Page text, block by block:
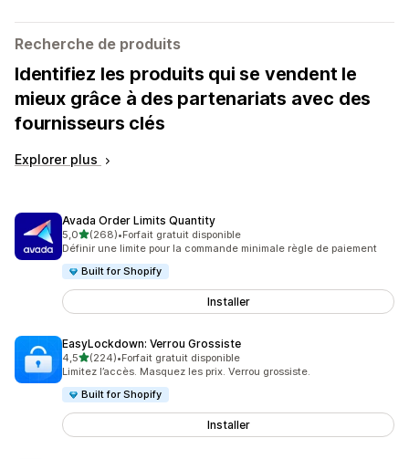
Recherche de produits
Identifiez les produits qui se vendent le
mieux grâce à des partenariats avec des
fournisseurs clés
Explorer plus
Avada Order Limits Quantity
5,0étoile(s) sur 5
(268)
268 avis au total
•Forfait gratuit disponible
Définir une limite pour la commande minimale règle de paiement
Built for Shopify
Installer
EasyLockdown: Verrou Grossiste
4,5étoile(s) sur 5
(224)
224 avis au total
•Forfait gratuit disponible
Limitez l’accès. Masquez les prix. Verrou grossiste.
Built for Shopify
Installer